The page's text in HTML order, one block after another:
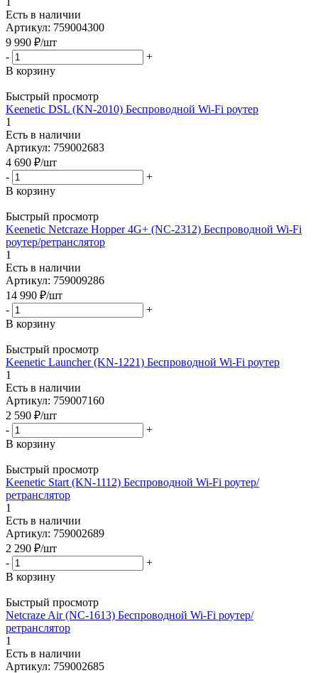
Есть в наличии
Артикул: 759004300
9 990 ₽/шт
-
+
В корзину
Быстрый просмотр
Keenetic DSL (KN-2010) Беспроводной Wi-Fi роутер
1
Есть в наличии
Артикул: 759002683
4 690 ₽/шт
-
+
В корзину
Быстрый просмотр
Keenetic Netcraze Hopper 4G+ (NC-2312) Беспроводной Wi-Fi
роутер/ретранслятор
1
Есть в наличии
Артикул: 759009286
14 990 ₽/шт
-
+
В корзину
Быстрый просмотр
Keenetic Launcher (KN-1221) Беспроводной Wi-Fi роутер
1
Есть в наличии
Артикул: 759007160
2 590 ₽/шт
-
+
В корзину
Быстрый просмотр
Keenetic Start (KN-1112) Беспроводной Wi-Fi роутер/
ретранслятор
1
Есть в наличии
Артикул: 759002689
2 290 ₽/шт
-
+
В корзину
Быстрый просмотр
Netcraze Air (NC-1613) Беспроводной Wi-Fi роутер/
ретранслятор
1
Есть в наличии
Артикул: 759002685